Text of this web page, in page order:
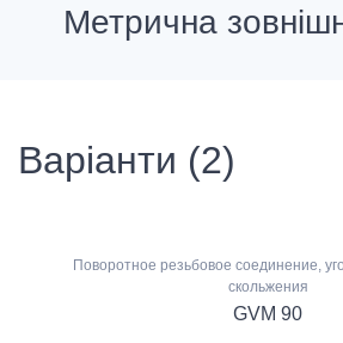
Метрична
Варіанти (2)
Поворотное резьбовое соединение,
скольжения
GVM 90